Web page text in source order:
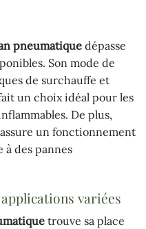
pneumatique dépasse
Son mode de
de surchauffe et
un choix idéal pour les
De plus,
un fonctionnement
des pannes
variées
trouve sa place